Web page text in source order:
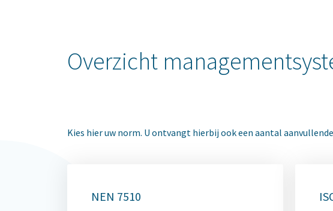
Overzicht
Kies hier uw norm. U ontvangt hierbij ook een aantal
NEN 7510